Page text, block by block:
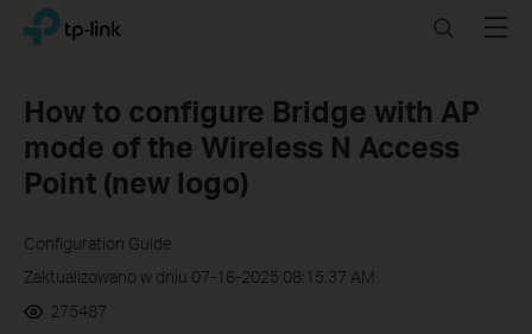
Click
navigation
TP-Link, Reliably Smart SearchMenu
How to configure Bridge with AP
mode of the Wireless N Access
Point (new logo)
Configuration Guide
Zaktualizowano w dniu 07-16-2025 08:15:37 AM
275487